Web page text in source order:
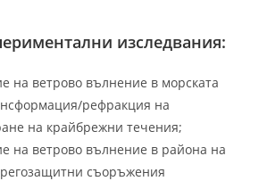
изследвания:
на ветрово вълнение в морската
рефракция на
на крайбрежни течения;
на ветрово вълнение в района на
съоръжения